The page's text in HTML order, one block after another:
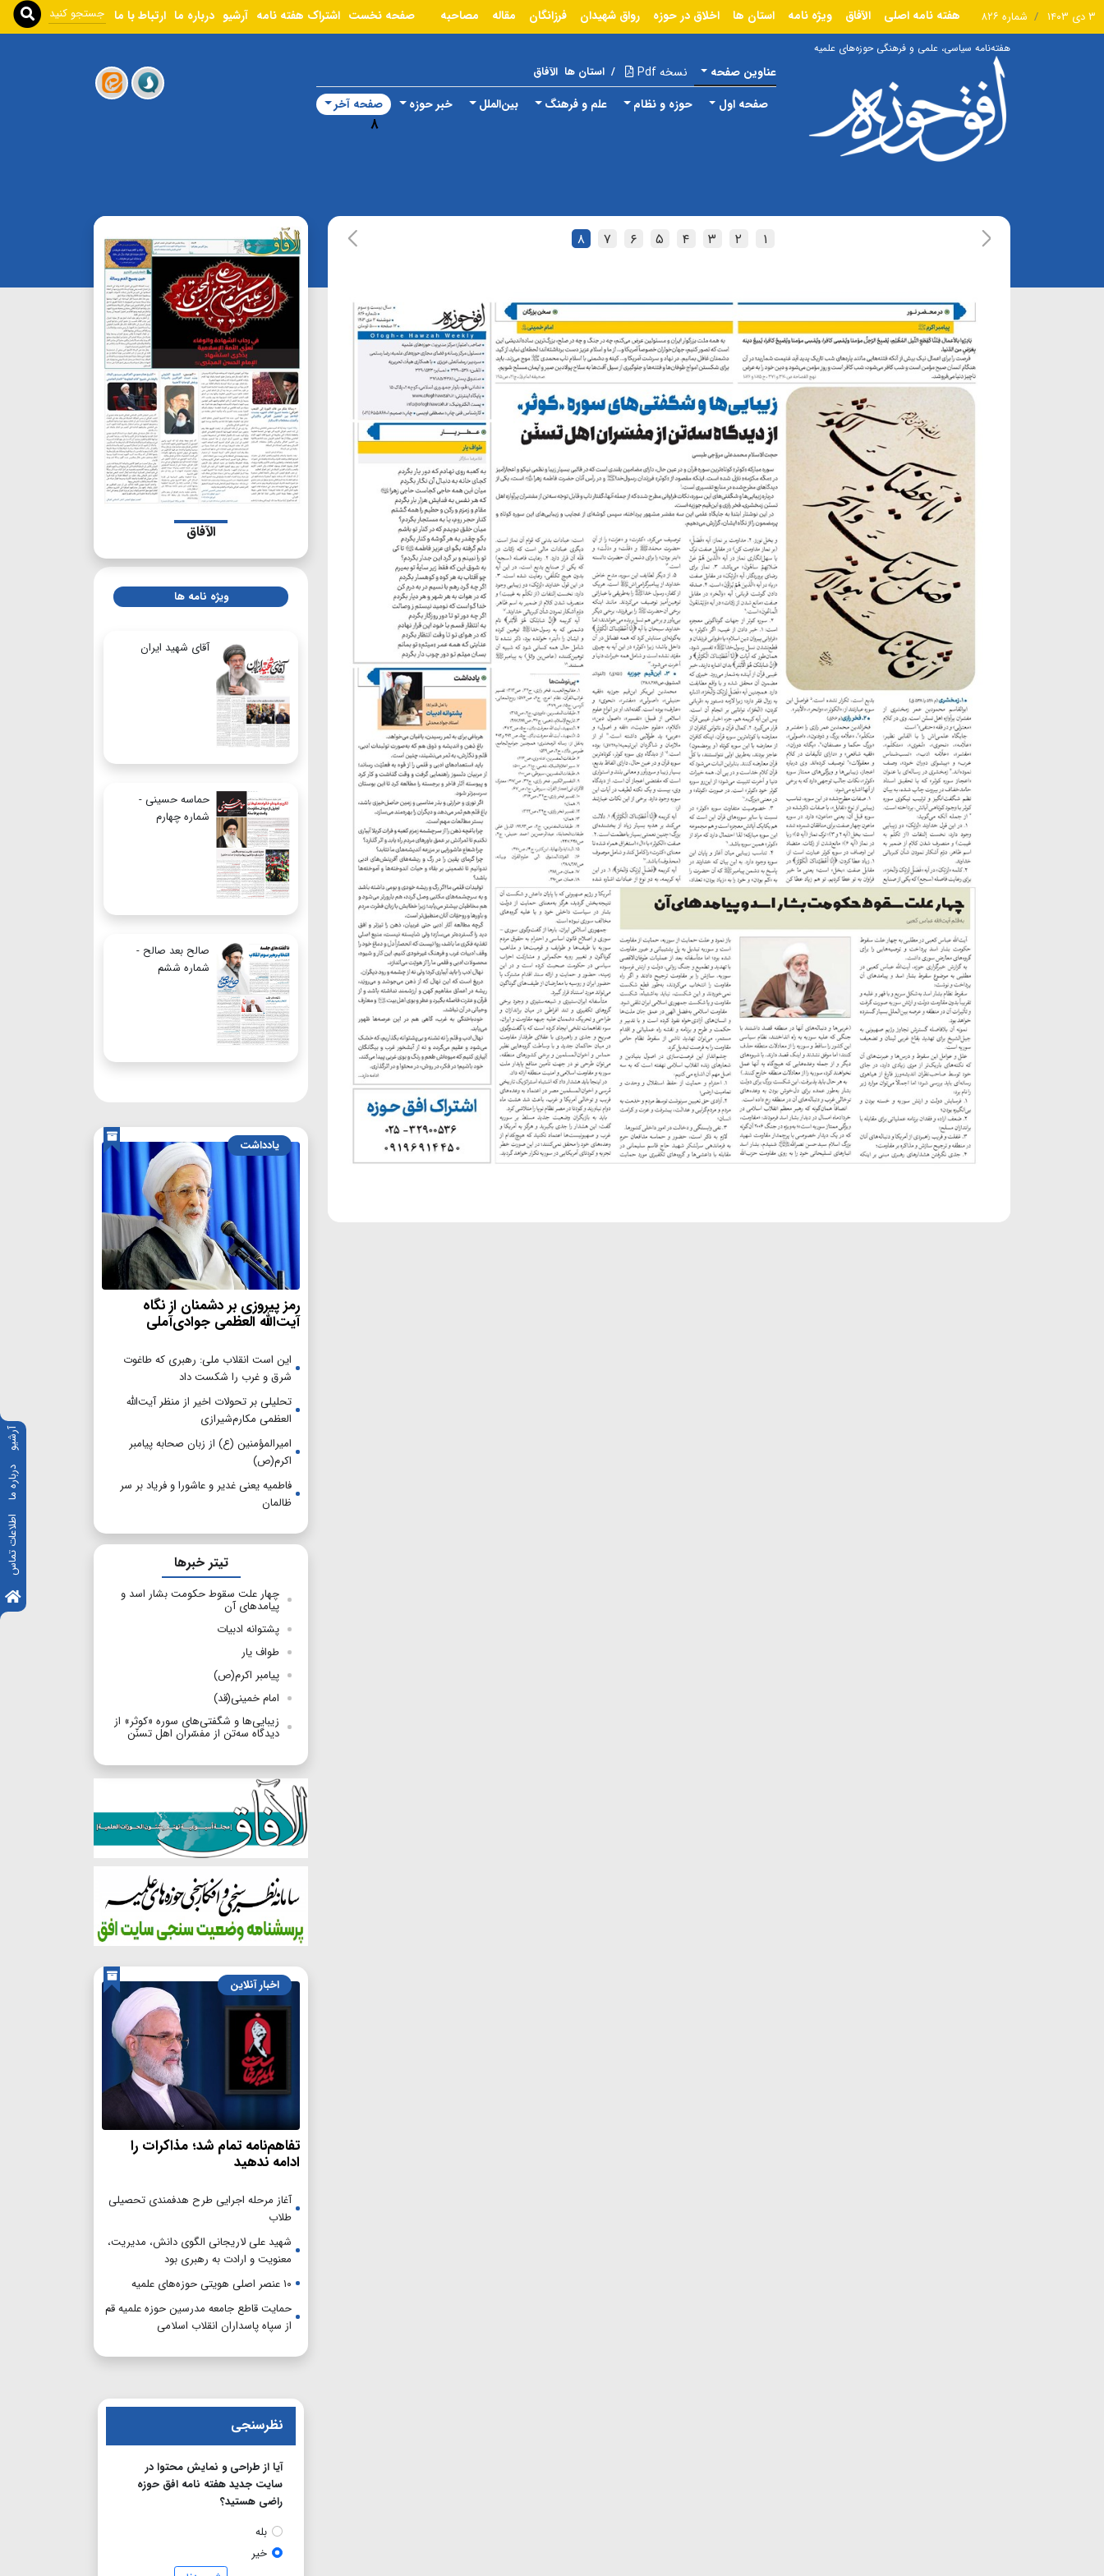
آرشیو
درباره ما
اطلاعات تماس
۳ دی ۱۴۰۳ شماره ۸۲۶ هفته نامه اصلی الآفاق ویژه نامه استان ها اخلاق در حوزه رواق شهیدان فرزانگان مقاله مصاحبه صفحه نخست اشتراک هفته نامه آرشیو درباره ما ارتباط با ما
هفته‌نامه سیاسی، علمی و فرهنگی حوزه‌های علمیه
عناوین صفحه نسخه Pdf / استان ها الآفاق
صفحه اول حوزه و نظام علم و فرهنگ بین‌الملل خبر حوزه صفحه آخر
۸
۱ ۲ ۳ ۴ ۵ ۶ ۷ ۸
الآفاق
ویژه نامه ها
آقای شهید ایران
حماسه حسینی -
شماره چهارم
صالح بعد صالح -
شماره ششم
یادداشت
رمز پیروزی بر دشمنان از نگاه
آیت‌الله العظمی جوادی‌آملی
این است انقلاب ملی: رهبری که طاغوت
شرق و غرب را شکست داد
تحلیلی بر تحولات اخیر از منظر آیت‌الله
العظمی مکارم‌شیرازی
امیرالمؤمنین (ع) از زبان صحابه پیامبر
اکرم(ص)
فاطمیه یعنی غدیر و عاشورا و فریاد بر سر
ظالمان
تیتر خبرها
چهار علت سقوط حکومت بشار اسد و
پیامدهای آن
پشتوانه ادبیات
طواف یار
پیامبر اکرم(ص)
امام خمینی(قد)
زیبایی‌ها و شگفتی‌های سوره «کوثر» از
دیدگاه سه‌تن از مفسّران اهل تسنّن
اخبار آنلاین
تفاهم‌نامه تمام شد؛ مذاکرات را
ادامه ندهید
آغاز مرحله اجرایی طرح هدفمندی تحصیلی
طلاب
شهید علی لاریجانی الگوی دانش، مدیریت،
معنویت و ارادت به رهبری بود
۱۰ عنصر اصلی هویتی حوزه‌های علمیه
حمایت قاطع جامعه مدرسین حوزه علمیه قم
از سپاه پاسداران انقلاب اسلامی
نظرسنجی
آیا از طراحی و نمایش محتوا در
سایت جدید هفته نامه افق حوزه
راضی هستید؟
بله
خیر